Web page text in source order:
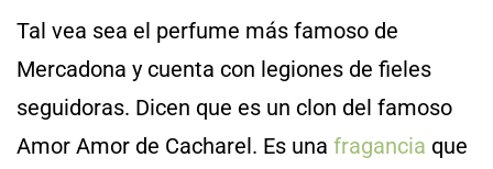
Tal vea sea el perfume más famoso de
Mercadona y cuenta con legiones de fieles
seguidoras. Dicen que es un clon del famoso
Amor Amor de Cacharel. Es una fragancia que